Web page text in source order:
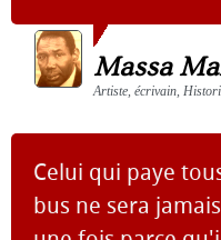
Massa
Artiste, écrivain,
Celui qui paye
bus ne sera